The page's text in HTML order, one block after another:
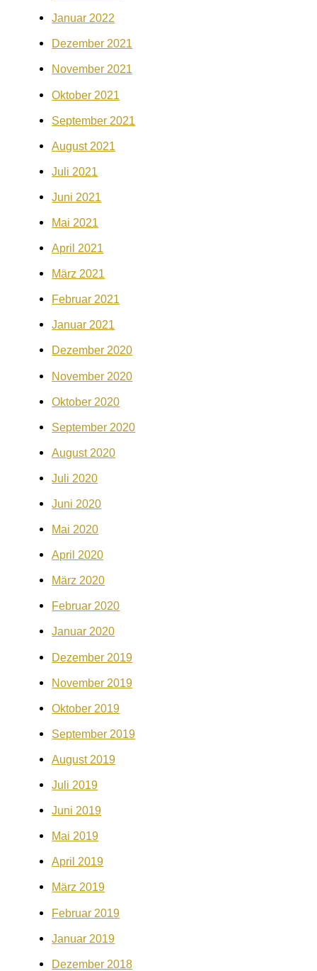
Januar 2022
Dezember 2021
November 2021
Oktober 2021
September 2021
August 2021
Juli 2021
Juni 2021
Mai 2021
April 2021
März 2021
Februar 2021
Januar 2021
Dezember 2020
November 2020
Oktober 2020
September 2020
August 2020
Juli 2020
Juni 2020
Mai 2020
April 2020
März 2020
Februar 2020
Januar 2020
Dezember 2019
November 2019
Oktober 2019
September 2019
August 2019
Juli 2019
Juni 2019
Mai 2019
April 2019
März 2019
Februar 2019
Januar 2019
Dezember 2018